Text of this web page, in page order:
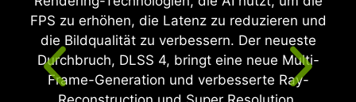
FPS zu erhöhen, die Latenz zu reduzieren und
die Bildqualität zu verbessern. Der neueste
Durchbruch, DLSS 4, bringt eine neue Multi-
Frame-Generation und verbesserte Ray-